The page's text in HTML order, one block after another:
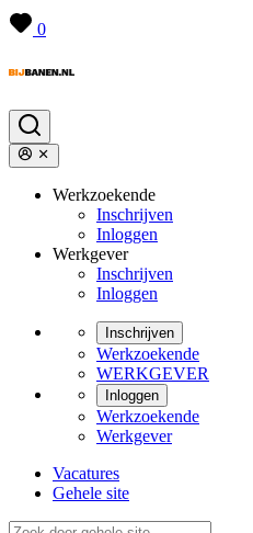
0
Werkzoekende
Inschrijven
Inloggen
Werkgever
Inschrijven
Inloggen
Inschrijven
Werkzoekende
WERKGEVER
Inloggen
Werkzoekende
Werkgever
Vacatures
Gehele site